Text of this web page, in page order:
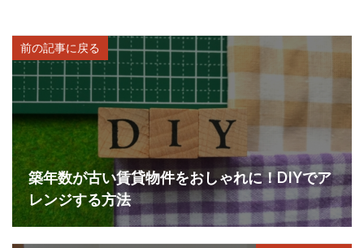
前の記事に戻る
築年数が古い賃貸物件をおしゃれに！DIYでア
レンジする方法